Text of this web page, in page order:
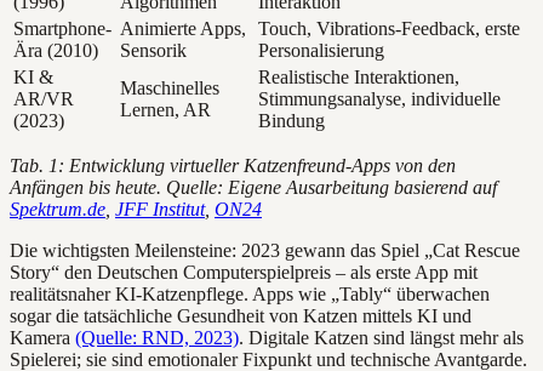
Smartphone-
Ära (2010)
Animierte Apps,
Sensorik
Touch, Vibrations-Feedback, erste
Personalisierung
KI &
AR/VR
(2023)
Maschinelles
Lernen, AR
Realistische Interaktionen,
Stimmungsanalyse, individuelle
Bindung
Tab. 1: Entwicklung virtueller Katzenfreund-Apps von den
Anfängen bis heute. Quelle: Eigene Ausarbeitung basierend auf
Spektrum.de JFF Institut, ON24
Die wichtigsten Meilensteine: 2023 gewann das Spiel „Cat Rescue
Story“ den Deutschen Computerspielpreis – als erste App mit
realitätsnaher KI-Katzenpflege. Apps wie „Tably“ überwachen
sogar die tatsächliche Gesundheit von Katzen mittels KI und
Kamera (Quelle: RND, 2023). Digitale Katzen sind längst mehr als
Spielerei; sie sind emotionaler Fixpunkt und technische Avantgarde.